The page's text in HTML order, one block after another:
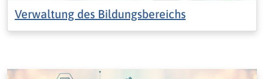
Verwaltung des Bildungsbereichs